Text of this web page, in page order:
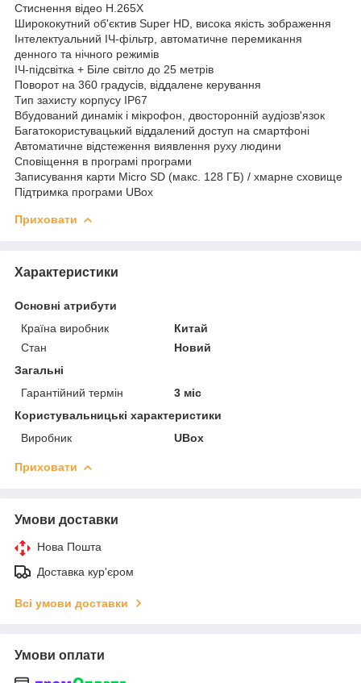
Стиснення відео H.265X
Ширококутний об'єктив Super HD, висока якість зображення
Інтелектуальний ІЧ-фільтр, автоматичне перемикання
денного та нічного режимів
ІЧ-підсвітка + Біле світло до 25 метрів
Поворот на 360 градусів, віддалене керування
Тип захисту корпусу IP67
Вбудований динамік і мікрофон, двосторонній аудіозв'язок
Багатокористувацький віддалений доступ на смартфоні
Автоматичне відстеження виявлення руху людини
Сповіщення в програмі програми
Записування карти Micro SD (макс. 128 ГБ) / хмарне сховище
Підтримка програми UBox
Приховати
Характеристики
Основні атрибути
Країна виробник
Китай
Стан
Новий
Загальні
Гарантійний термін
3 міс
Користувальницькі характеристики
Виробник
UBox
Приховати
Умови доставки
Нова Пошта
Доставка кур'єром
Всі умови доставки
Умови оплати